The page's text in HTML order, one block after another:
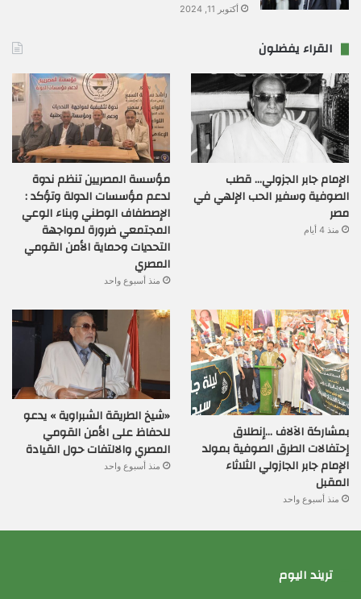
أكتوبر 11, 2024
القراء يفضلون
الإمام جابر الجزولي… قطب
الصوفية وسفير الحب الإلهي في
مصر
منذ 4 أيام
مؤسسة المصريين تنظم ندوة
لدعم مؤسسات الدولة وتؤكد :
الإصطفاف الوطني وبناء الوعي
المجتمعي ضرورة لمواجهة
التحديات وحماية الأمن القومي
المصري
منذ أسبوع واحد
بمشاركة الآلاف …إنطلاق
إحتفالات الطرق الصوفية بمولد
الإمام جابر الجازولي الثلاثاء
المقبل
منذ أسبوع واحد
«شيخ الطريقة الشبراوية » يدعو
للحفاظ على الأمن القومي
المصري والالتفات حول القيادة
منذ أسبوع واحد
تريند اليوم